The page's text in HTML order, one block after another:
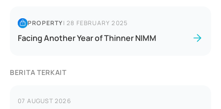
PROPERTY|28 FEBRUARY 2025
Facing Another Year of Thinner NIMM
BERITA TERKAIT
07 AUGUST 2026